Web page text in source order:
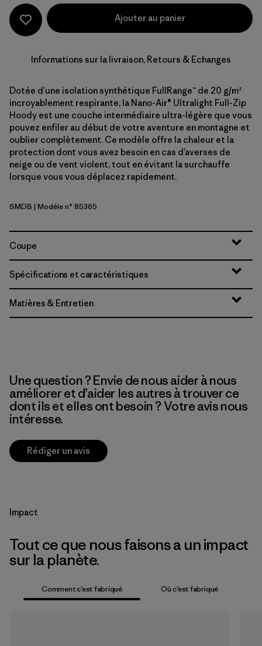
Ajouter au panier
Informations sur la livraison, Retours & Echanges
Dotée d’une isolation synthétique FullRange™ de 20 g/m²
incroyablement respirante, la Nano-Air® Ultralight Full-Zip
Hoody est une couche intermédiaire ultra-légère que vous
pouvez enfiler au début de votre aventure en montagne et
oublier complètement. Ce modèle offre la chaleur et la
protection dont vous avez besoin en cas d’averses de
neige ou de vent violent, tout en évitant la surchauffe
lorsque vous vous déplacez rapidement.
Smolder Blue
SMDB | Modèle n° 85365
Coupe
Spécifications et caractéristiques
Matières & Entretien
Une question ? Envie de nous aider à nous
améliorer et d’aider les autres à trouver ce
dont ils et elles ont besoin ? Votre avis nous
intéresse.
Rédiger un avis
Impact
Tout ce que nous faisons a un impact
sur la planète.
Comment c’est fabriqué Où c’est fabriqué